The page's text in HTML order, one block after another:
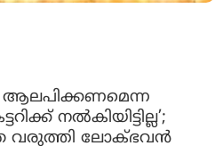
ആലപിക്കണമെന്ന
നൽകിയിട്ടില്ല’;
വരുത്തി ലോക്ഭവൻ